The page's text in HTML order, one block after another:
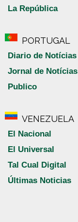
La República
PORTUGAL
Diario de Notícias
Jornal de Notícias
Publico
VENEZUELA
El Nacional
El Universal
Tal Cual Digital
Últimas Noticias